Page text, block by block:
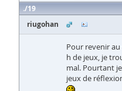
19
riugohan
Pour revenir
h de jeux, je
mal. Pourtant
jeux de